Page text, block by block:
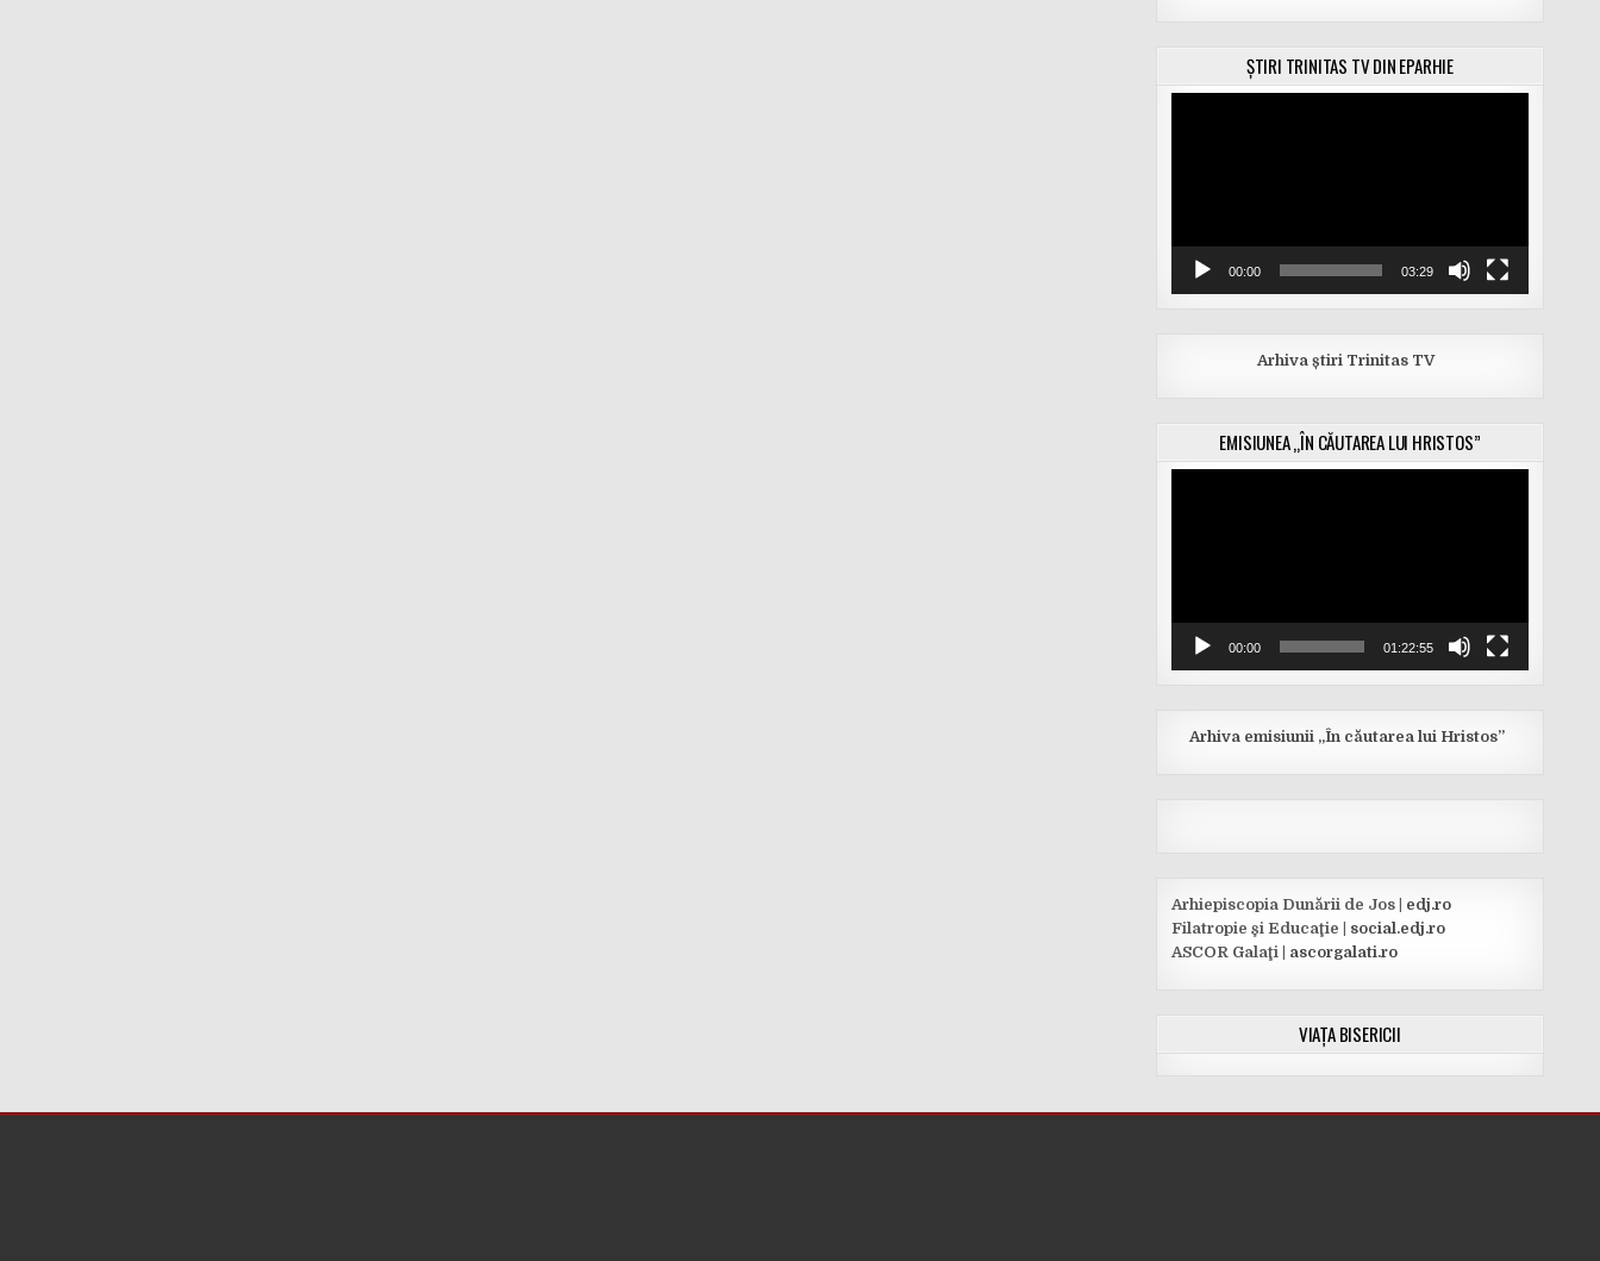
ȘTIRI TRINITAS TV DIN EPARHIE
00:00 03:29
Arhiva știri Trinitas TV
EMISIUNEA „ÎN CĂUTAREA LUI HRISTOS”
00:00 01:22:55
Arhiva emisiunii „În căutarea lui Hristos”
Arhiepiscopia Dunării de Jos | edj.ro
Filatropie şi Educaţie | social.edj.ro
ASCOR Galaţi | ascorgalati.ro
VIAȚA BISERICII